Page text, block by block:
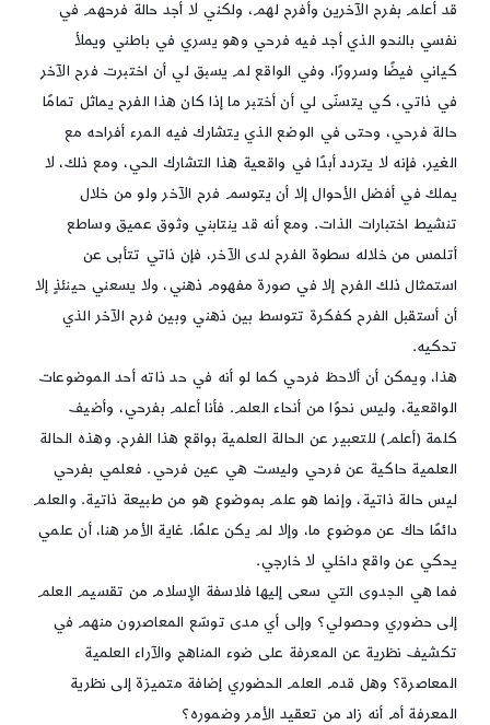
الإسلامية
المعاصرة
قد أعلم بفرح الآخرين وأفرح لهم، ولكني لا أجد حالة فرحهم في
نفسي بالنحو الذي أجد فيه فرحي وهو يسري في باطني ويملأ
كياني فيضًا وسرورًا، وفي الواقع لم يسبق لي أن اختبرت فرح الآخر
في ذاتي، كي يتسنّى لي أن أختبر ما إذا كان هذا الفرح يماثل تمامًا
حالة فرحي، وحتى في الوضع الذي يتشارك فيه المرء أفراحه مع
الغير، فإنه لا يتردد أبدًا في واقعية هذا التشارك الحي، ومع ذلك، لا
يملك في أفضل الأحوال إلا أن يتوسم فرح الآخر ولو من خلال
تنشيط اختبارات الذات. ومع أنه قد ينتابني وثوق عميق وساطع
أتلمس من خلاله سطوة الفرح لدى الآخر، فإن ذاتي تتأبى عن
استمثال ذلك الفرح إلا في صورة مفهوم ذهني، ولا يسعني حينئذٍ إلا
أن أستقبل الفرح كفكرة تتوسط بين ذهني وبين فرح الآخر الذي
تحكيه.
هذا، ويمكن أن ألاحظ فرحي كما لو أنه في حد ذاته أحد الموضوعات
الواقعية، وليس نحوًا من أنحاء العلم. فأنا أعلم بفرحي، وأضيف
كلمة (أعلم) للتعبير عن الحالة العلمية بواقع هذا الفرح. وهذه الحالة
العلمية حاكية عن فرحي وليست هي عين فرحي. فعلمي بفرحي
ليس حالة ذاتية، وإنما هو علم بموضوع هو من طبيعة ذاتية. والعلم
دائمًا حاك عن موضوع ما، وإلا لم يكن علمًا. غاية الأمر هنا، أن علمي
يحكي عن واقع داخلي لا خارجي.
فما هي الجدوى التي سعى إليها فلاسفة الإسلام من تقسيم العلم
إلى حضوري وحصولي؟ وإلى أي مدى توسّع المعاصرون منهم في
تكشيف نظرية عن المعرفة على ضوء المناهج والآراء العلمية
المعاصرة؟ وهل قدم العلم الحضوري إضافة متميزة إلى نظرية
المعرفة أم أنه زاد من تعقيد الأمر وضموره؟